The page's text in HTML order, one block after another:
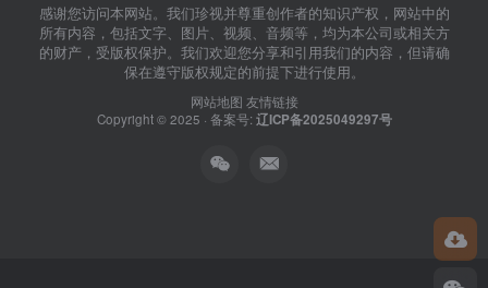
感谢您访问本网站。我们珍视并尊重创作者的知识产权，网站中的
所有内容，包括文字、图片、视频、音频等，均为本公司或相关方
的财产，受版权保护。我们欢迎您分享和引用我们的内容，但请确
保在遵守版权规定的前提下进行使用。
网站地图 友情链接
Copyright © 2025 · 备案号: 辽ICP备2025049297号